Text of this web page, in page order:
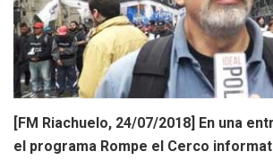
[FM Riachuelo, 24/07/2018] En una
el programa Rompe el Cerco